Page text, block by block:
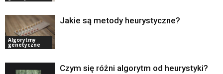
Algorytmy
genetyczne
Jakie są metody heurystyczne?
Czym się różni algorytm od heurystyki?